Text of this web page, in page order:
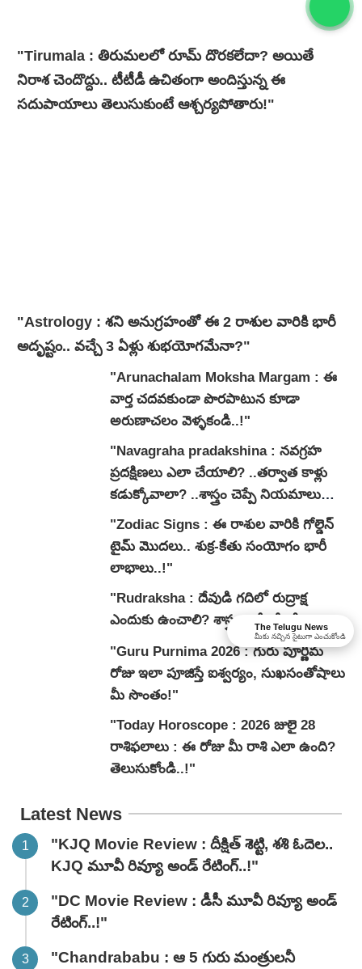
"Tirumala : తిరుమలలో రూమ్ దొరకలేదా? అయితే
నిరాశ చెందొద్దు.. టీటీడీ ఉచితంగా అందిస్తున్న ఈ
సదుపాయాలు తెలుసుకుంటే ఆశ్చర్యపోతారు!"
"Astrology : శని అనుగ్రహంతో ఈ 2 రాశుల వారికి భారీ
అదృష్టం.. వచ్చే 3 ఏళ్లు శుభయోగమేనా?"
"Arunachalam Moksha Margam : ఈ
వార్త చదవకుండా పొరపాటున కూడా
అరుణాచలం వెళ్ళకండి..!"
"Navagraha pradakshina : నవగ్రహ
ప్రదక్షిణలు ఎలా చేయాలి? ..తర్వాత కాళ్లు
కడుక్కోవాలా? ..శాస్త్రం చెప్పే నియమాలు
ఇవే..!"
"Zodiac Signs : ఈ రాశుల వారికి గోల్డెన్
టైమ్ మొదలు.. శుక్ర-కేతు సంయోగం భారీ
లాభాలు..!"
"Rudraksha : దేవుడి గదిలో రుద్రాక్ష
ఎందుకు ఉంచాలి? శాస్త్రం చెప్పేదేంటి?"
"Guru Purnima 2026 : గురు పూర్ణిమ
రోజు ఇలా పూజిస్తే ఐశ్వర్యం, సుఖసంతోషాలు
మీ సొంతం!"
"Today Horoscope : 2026 జులై 28
రాశిఫలాలు : ఈ రోజు మీ రాశి ఎలా ఉంది?
తెలుసుకోండి..!"
Latest News
"KJQ Movie Review : దీక్షిత్ శెట్టి, శశి ఓదెల..
KJQ మూవీ రివ్యూ అండ్ రేటింగ్‌..!"
"DC Movie Review : డీసీ మూవీ రివ్యూ అండ్
రేటింగ్‌..!"
"Chandrababu : ఆ 5 గురు మంత్రులనీ
The Telugu News
మీకు నచ్చిన సైటుగా ఎంచుకోండి